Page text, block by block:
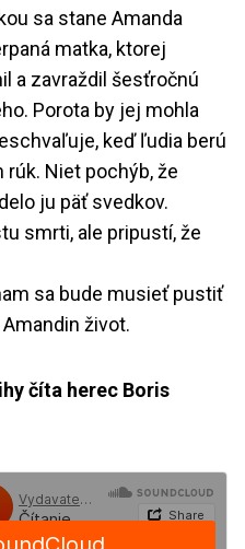
sa stane Amanda
matka, ktorej
a zavraždil šesťročnú
Porota by jej mohla
keď ľudia berú
Niet pochýb, že
ju päť svedkov.
smrti, ale pripustí, že
sa bude musieť pustiť
život.
číta herec Boris